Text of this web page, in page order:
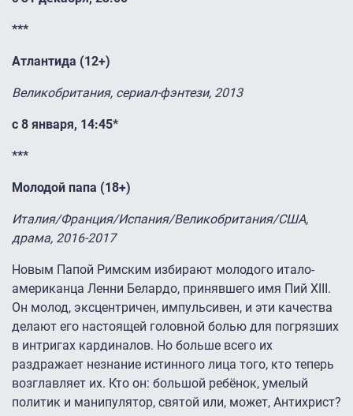
***
Атлантида (12+)
Великобритания, сериал-фэнтези, 2013
с 8 января, 14:45*
***
Молодой папа (18+)
Италия/Франция/Испания/Великобритания/США,
драма, 2016-2017
Новым Папой Римским избирают молодого итало-
американца Ленни Белардо, принявшего имя Пий XIII.
Он молод, эксцентричен, импульсивен, и эти качества
делают его настоящей головной болью для погрязших
в интригах кардиналов. Но больше всего их
раздражает незнание истинного лица того, кто теперь
возглавляет их. Кто он: большой ребёнок, умелый
политик и манипулятор, святой или, может, Антихрист?